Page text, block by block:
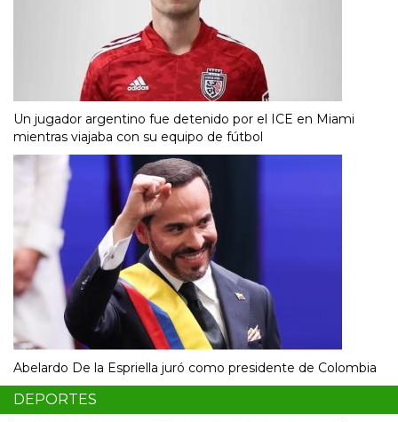
Un jugador argentino fue detenido por el ICE en Miami
mientras viajaba con su equipo de fútbol
Abelardo De la Espriella juró como presidente de Colombia
DEPORTES